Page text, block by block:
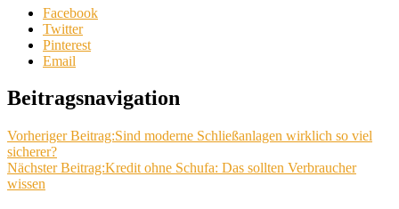
Facebook
Twitter
Pinterest
Email
Beitragsnavigation
Vorheriger Beitrag:Sind moderne Schließanlagen wirklich so viel
sicherer?
Nächster Beitrag:Kredit ohne Schufa: Das sollten Verbraucher
wissen